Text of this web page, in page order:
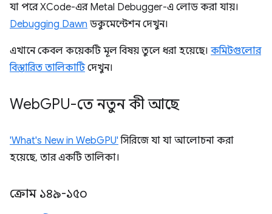
যা পরে XCode-এর Metal Debugger-এ লোড করা যায়।
Debugging Dawn ডকুমেন্টেশন দেখুন।
এখানে কেবল কয়েকটি মূল বিষয় তুলে ধরা হয়েছে। কমিটগুলোর
বিস্তারিত তালিকাটিদেখুন।
WebGPU-তে নতুন কী আছে
'What's New in WebGPU' সিরিজে যা যা আলোচনা করা
হয়েছে, তার একটি তালিকা।
ক্রোম ১৪৯-১৫০